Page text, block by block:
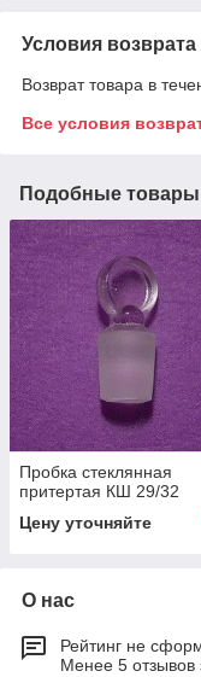
Условия возврата
Возврат товара в
Все условия
Подобные
Пробка стеклянная
притертая КШ 29/32
Цену уточняйте
О нас
Рейтинг не
Менее 5 отзывов